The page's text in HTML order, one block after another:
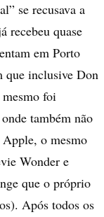
se recusava a
recebeu quase
em Porto
que inclusive Don
foi
também não
o mesmo
Wonder e
que o próprio
Após todos os